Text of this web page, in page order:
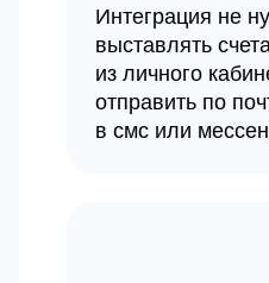
Интеграция не
выставлять
из личного
отправить по
в смс или